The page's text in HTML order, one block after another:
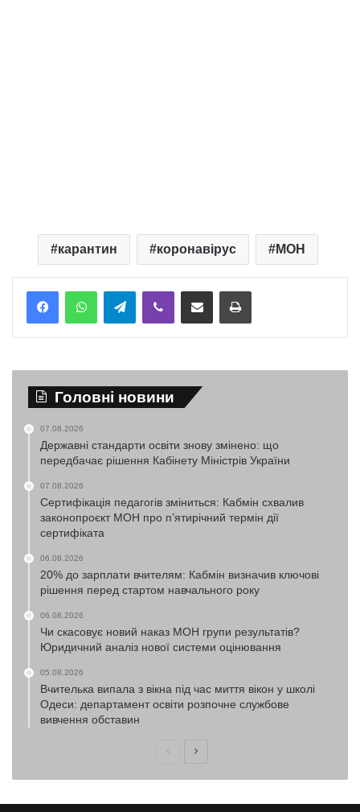
карантин коронавірус МОН
TelegramViber Надіслати електронною поштоюНадрукувати
Головні новини
07.08.2026
Державні стандарти освіти знову змінено: що
передбачає рішення Кабінету Міністрів України
07.08.2026
Сертифікація педагогів зміниться: Кабмін схвалив
законопроєкт МОН про п’ятирічний термін дії
сертифіката
06.08.2026
20% до зарплати вчителям: Кабмін визначив ключові
рішення перед стартом навчального року
06.08.2026
Чи скасовує новий наказ МОН групи результатів?
Юридичний аналіз нової системи оцінювання
05.08.2026
Вчителька випала з вікна під час миття вікон у школі
Одеси: департамент освіти розпочне службове
вивчення обставин
ПопередняНаступна